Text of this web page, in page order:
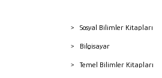
Sosyal Bilimler Kitapları
Bilgisayar
Temel Bilimler Kitapları